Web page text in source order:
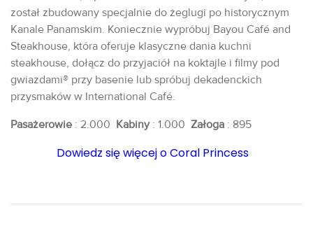
został zbudowany specjalnie do żeglugi po historycznym
Kanale Panamskim. Koniecznie wypróbuj Bayou Café and
Steakhouse, która oferuje klasyczne dania kuchni
steakhouse, dołącz do przyjaciół na koktajle i filmy pod
gwiazdami® przy basenie lub spróbuj dekadenckich
przysmaków w International Café.
Pasażerowie : 2.000 Kabiny: 1.000 Załoga : 895
Dowiedz się więcej o Coral Princess